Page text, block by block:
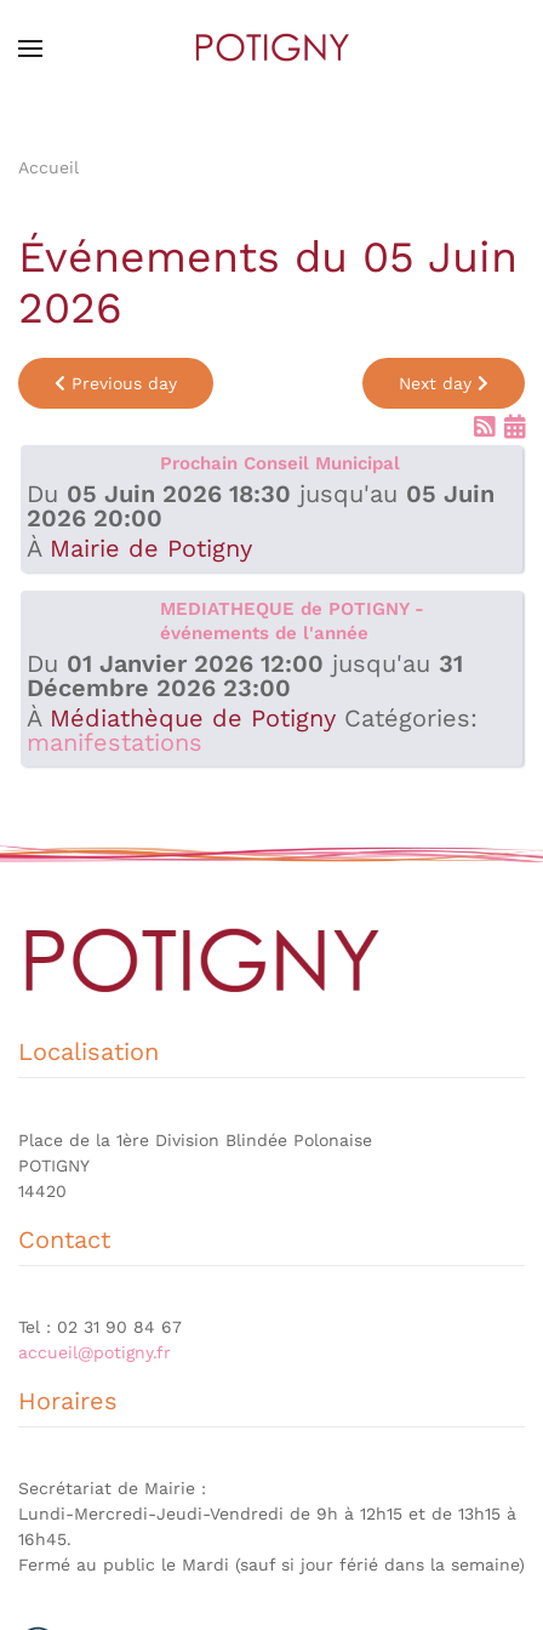
content
Accueil
Événements du 05 Juin
2026
Previous day Next day
Prochain Conseil Municipal
Du 05 Juin 2026 18:30 jusqu'au 05 Juin
2026 20:00
À Mairie de Potigny
MEDIATHEQUE de POTIGNY -
événements de l'année
Du 01 Janvier 2026 12:00 jusqu'au 31
Décembre 2026 23:00
À Médiathèque de Potigny Catégories:
manifestations
Localisation
Place de la 1ère Division Blindée Polonaise
POTIGNY
14420
Contact
Tel : 02 31 90 84 67
accueil@potigny.fr
Horaires
Secrétariat de Mairie :
Lundi-Mercredi-Jeudi-Vendredi de 9h à 12h15 et de 13h15 à
16h45.
Fermé au public le Mardi (sauf si jour férié dans la semaine)